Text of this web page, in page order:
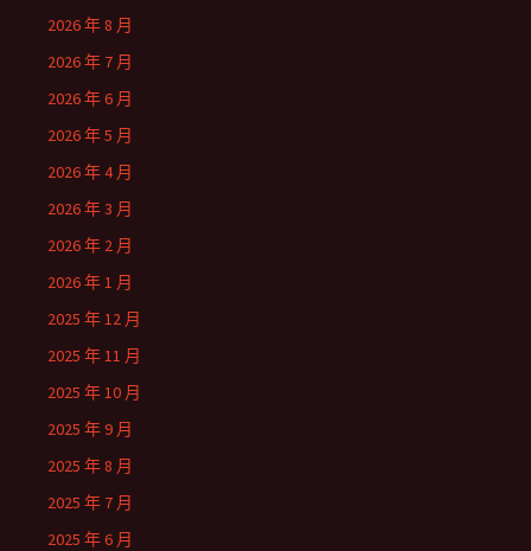
2026 年 8 月
2026 年 7 月
2026 年 6 月
2026 年 5 月
2026 年 4 月
2026 年 3 月
2026 年 2 月
2026 年 1 月
2025 年 12 月
2025 年 11 月
2025 年 10 月
2025 年 9 月
2025 年 8 月
2025 年 7 月
2025 年 6 月